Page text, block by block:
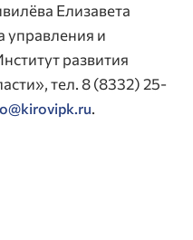
Елизавета
управления и
развития
тел. 8 (8332) 25-
.